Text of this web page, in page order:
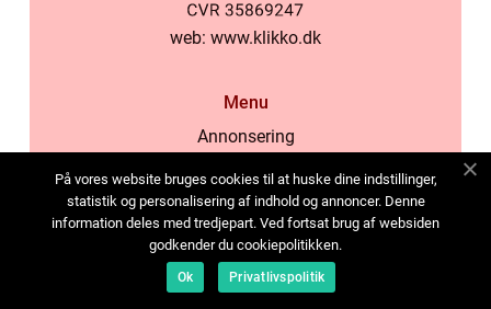
web: www.klikko.dk
Menu
Annonsering
Cookies
Kontakta oss
Sitemap
På vores website bruges cookies til at huske dine indstillinger,
statistik og personalisering af indhold og annoncer. Denne
information deles med tredjepart. Ved fortsat brug af websiden
godkender du cookiepolitikken.
Ok Privatlivspolitik